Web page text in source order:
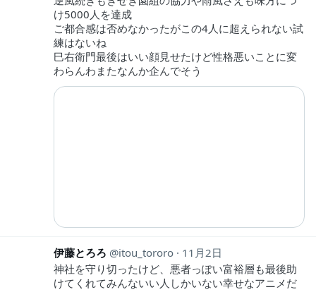
け5000人を達成
ご都合感は否めなかったがこの4人に超えられない試
練はないね
巳右衛門最後はいい顔見せたけど性格悪いことに変
わらんわまたなんか企んでそう
伊藤とろろ itou_tororo
11月2日
神社を守り切ったけど、悪者っぽい富裕層も最後助
けてくれてみんないい人しかいない幸せなアニメだ